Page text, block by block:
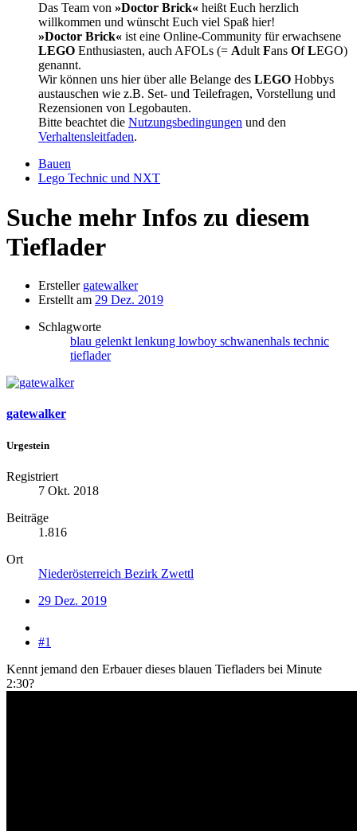
Das Team von »Doctor Brick« heißt Euch herzlich
willkommen und wünscht Euch viel Spaß hier!
»Doctor Brick« ist eine Online-Community für erwachsene
LEGO Enthusiasten, auch AFOLs (= Adult Fans OfLEGO)
genannt.
Wir können uns hier über alle Belange des LEGO Hobbys
austauschen wie z.B. Set- und Teilefragen, Vorstellung und
Rezensionen von Legobauten.
Bitte beachtet die Nutzungsbedingungen und den
Verhaltensleitfaden.
Bauen
Lego Technic und NXT
Suche mehr Infos zu diesem
Tieflader
Ersteller gatewalker
Erstellt am 29 Dez. 2019
Schlagworte
blau gelenkt lenkung lowboy schwanenhals technic
tieflader
gatewalker
Urgestein
Registriert
7 Okt. 2018
Beiträge
1.816
Ort
Niederösterreich Bezirk Zwettl
29 Dez. 2019
#1
Kennt jemand den Erbauer dieses blauen Tiefladers bei Minute
2:30?